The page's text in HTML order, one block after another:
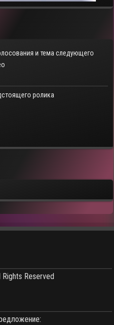
и тема следующего
ролика
Reserved